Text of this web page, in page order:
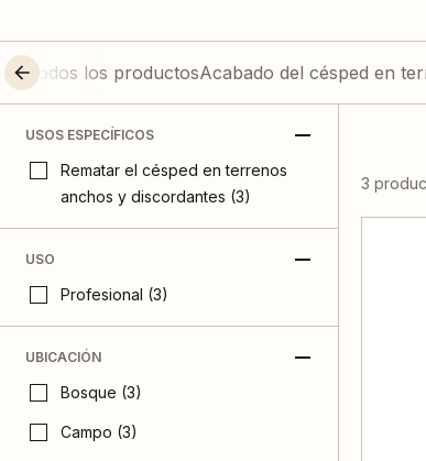
Todos los productosAcabado del césped en
USOS ESPECÍFICOS
Rematar el césped en terrenos
anchos y discordantes (3)
USO
Profesional (3)
UBICACIÓN
Bosque (3)
Campo (3)
3